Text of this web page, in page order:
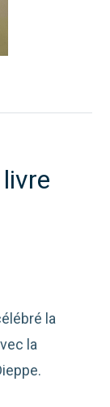
la
la